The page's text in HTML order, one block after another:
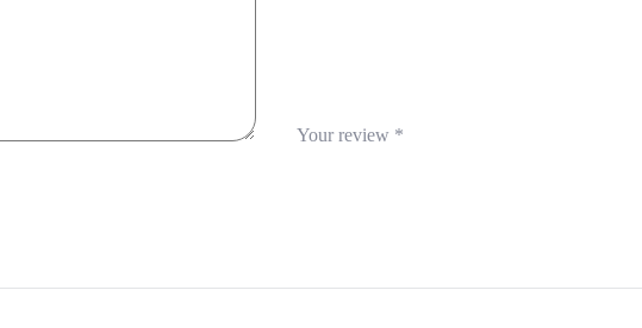
Your review *